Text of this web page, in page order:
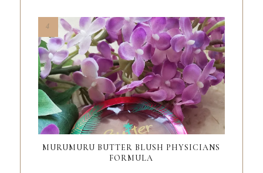
MURUMURU BUTTER BLUSH PHYSICIANS
FORMULA